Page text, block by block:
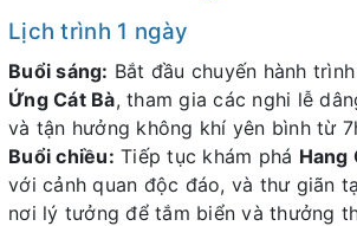
Lịch trình 1 ngày
Buổi sáng: Bắt đầu chuyến hành
Ứng Cát Bà, tham gia các nghi lễ
và tận hưởng không khí yên bình từ
Buổi chiều: Tiếp tục khám phá Hang
với cảnh quan độc đáo, và thư giãn
nơi lý tưởng để tắm biển và thưởng